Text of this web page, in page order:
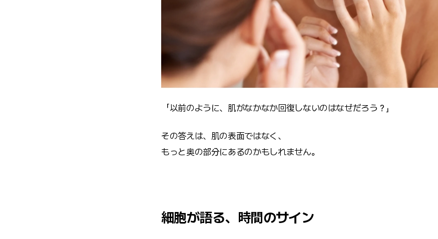
「以前のように、肌がなかなか回復しないのはなぜだろう？」
その答えは、肌の表面ではなく、
もっと奥の部分にあるのかもしれません。
細胞が語る、時間のサイン